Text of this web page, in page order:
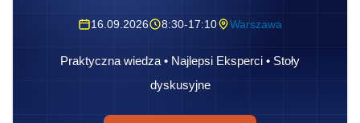
16.09.2026 8:30-17:10 Warszawa
Praktyczna wiedza • Najlepsi Eksperci • Stoły
dyskusyjne